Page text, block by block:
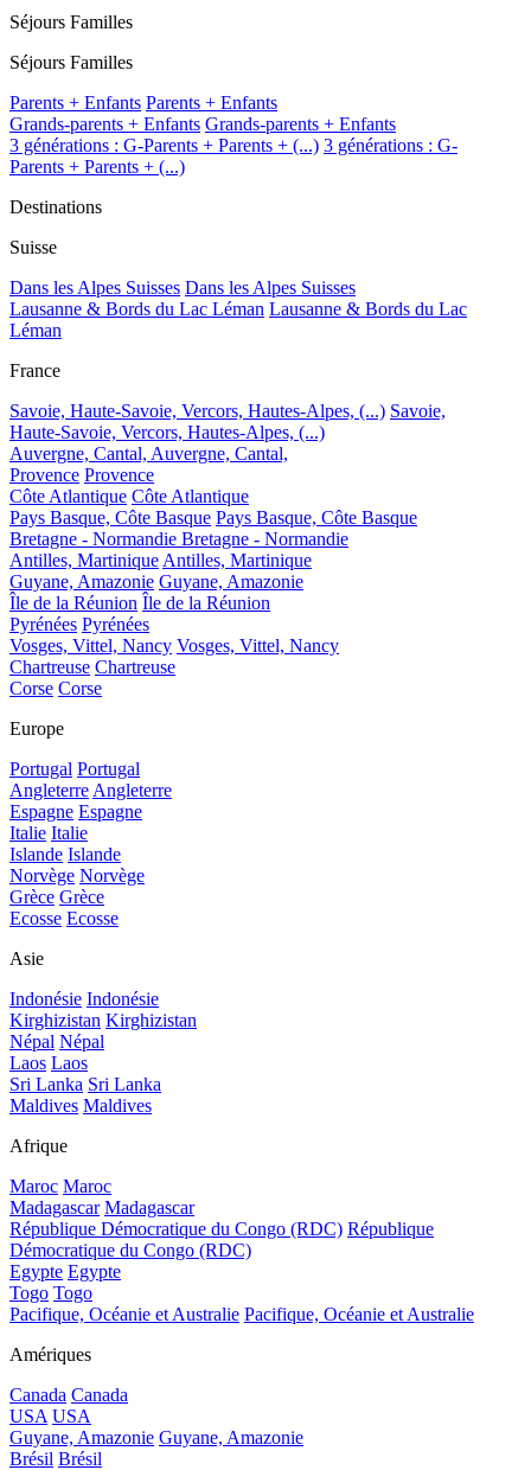
Séjours Familles
Séjours Familles
Parents + Enfants Parents + Enfants
Grands-parents + Enfants Grands-parents + Enfants
3 générations : G-Parents + Parents + (...) 3 générations : G-
Parents + Parents + (...)
Destinations
Suisse
Dans les Alpes Suisses Dans les Alpes Suisses
Lausanne & Bords du Lac Léman Lausanne & Bords du Lac
Léman
France
Savoie, Haute-Savoie, Vercors, Hautes-Alpes, (...) Savoie,
Haute-Savoie, Vercors, Hautes-Alpes, (...)
Auvergne, Cantal, Auvergne, Cantal,
Provence Provence
Côte Atlantique Côte Atlantique
Pays Basque, Côte Basque Pays Basque, Côte Basque
Bretagne - Normandie Bretagne - Normandie
Antilles, Martinique Antilles, Martinique
Guyane, Amazonie Guyane, Amazonie
Île de la Réunion Île de la Réunion
Pyrénées Pyrénées
Vosges, Vittel, Nancy Vosges, Vittel, Nancy
Chartreuse Chartreuse
Corse Corse
Europe
Portugal Portugal
Angleterre Angleterre
Espagne Espagne
Italie Italie
Islande Islande
Norvège Norvège
Grèce Grèce
Ecosse Ecosse
Asie
Indonésie Indonésie
Kirghizistan Kirghizistan
Népal Népal
Laos Laos
Sri Lanka Sri Lanka
Maldives Maldives
Afrique
Maroc Maroc
Madagascar Madagascar
République Démocratique du Congo (RDC) République
Démocratique du Congo (RDC)
Egypte Egypte
Togo Togo
Pacifique, Océanie et Australie Pacifique, Océanie et Australie
Amériques
Canada Canada
USA USA
Guyane, Amazonie Guyane, Amazonie
Brésil Brésil